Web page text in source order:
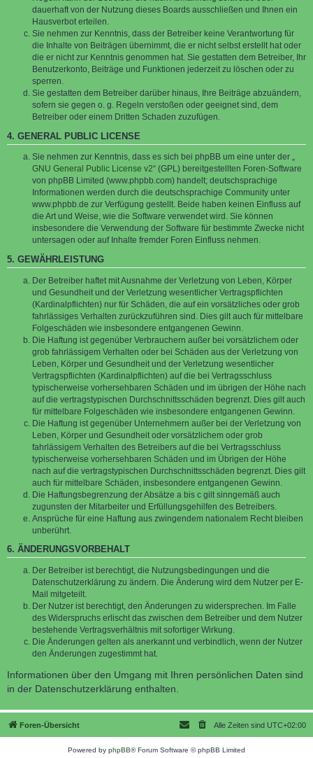
dauerhaft von der Nutzung dieses Boards ausschließen und Ihnen ein
Hausverbot erteilen.
Sie nehmen zur Kenntnis, dass der Betreiber keine Verantwortung für
die Inhalte von Beiträgen übernimmt, die er nicht selbst erstellt hat oder
die er nicht zur Kenntnis genommen hat. Sie gestatten dem Betreiber, Ihr
Benutzerkonto, Beiträge und Funktionen jederzeit zu löschen oder zu
sperren.
Sie gestatten dem Betreiber darüber hinaus, Ihre Beiträge abzuändern,
sofern sie gegen o. g. Regeln verstoßen oder geeignet sind, dem
Betreiber oder einem Dritten Schaden zuzufügen.
4. GENERAL PUBLIC LICENSE
Sie nehmen zur Kenntnis, dass es sich bei phpBB um eine unter der „
GNU General Public License v2“ (GPL) bereitgestellten Foren-Software
von phpBB Limited (www.phpbb.com) handelt; deutschsprachige
Informationen werden durch die deutschsprachige Community unter
www.phpbb.de zur Verfügung gestellt. Beide haben keinen Einfluss auf
die Art und Weise, wie die Software verwendet wird. Sie können
insbesondere die Verwendung der Software für bestimmte Zwecke nicht
untersagen oder auf Inhalte fremder Foren Einfluss nehmen.
5. GEWÄHRLEISTUNG
Der Betreiber haftet mit Ausnahme der Verletzung von Leben, Körper
und Gesundheit und der Verletzung wesentlicher Vertragspflichten
(Kardinalpflichten) nur für Schäden, die auf ein vorsätzliches oder grob
fahrlässiges Verhalten zurückzuführen sind. Dies gilt auch für mittelbare
Folgeschäden wie insbesondere entgangenen Gewinn.
Die Haftung ist gegenüber Verbrauchern außer bei vorsätzlichem oder
grob fahrlässigem Verhalten oder bei Schäden aus der Verletzung von
Leben, Körper und Gesundheit und der Verletzung wesentlicher
Vertragspflichten (Kardinalpflichten) auf die bei Vertragsschluss
typischerweise vorhersehbaren Schäden und im übrigen der Höhe nach
auf die vertragstypischen Durchschnittsschäden begrenzt. Dies gilt auch
für mittelbare Folgeschäden wie insbesondere entgangenen Gewinn.
Die Haftung ist gegenüber Unternehmern außer bei der Verletzung von
Leben, Körper und Gesundheit oder vorsätzlichem oder grob
fahrlässigem Verhalten des Betreibers auf die bei Vertragsschluss
typischerweise vorhersehbaren Schäden und im Übrigen der Höhe
nach auf die vertragstypischen Durchschnittsschäden begrenzt. Dies gilt
auch für mittelbare Schäden, insbesondere entgangenen Gewinn.
Die Haftungsbegrenzung der Absätze a bis c gilt sinngemäß auch
zugunsten der Mitarbeiter und Erfüllungsgehilfen des Betreibers.
Ansprüche für eine Haftung aus zwingendem nationalem Recht bleiben
unberührt.
6. ÄNDERUNGSVORBEHALT
Der Betreiber ist berechtigt, die Nutzungsbedingungen und die
Datenschutzerklärung zu ändern. Die Änderung wird dem Nutzer per E-
Mail mitgeteilt.
Der Nutzer ist berechtigt, den Änderungen zu widersprechen. Im Falle
des Widerspruchs erlischt das zwischen dem Betreiber und dem Nutzer
bestehende Vertragsverhältnis mit sofortiger Wirkung.
Die Änderungen gelten als anerkannt und verbindlich, wenn der Nutzer
den Änderungen zugestimmt hat.
Informationen über den Umgang mit Ihren persönlichen Daten sind
in der Datenschutzerklärung enthalten.
Foren-Übersicht Alle Zeiten sind UTC+02:00
Powered by phpBB® Forum Software © phpBB Limited